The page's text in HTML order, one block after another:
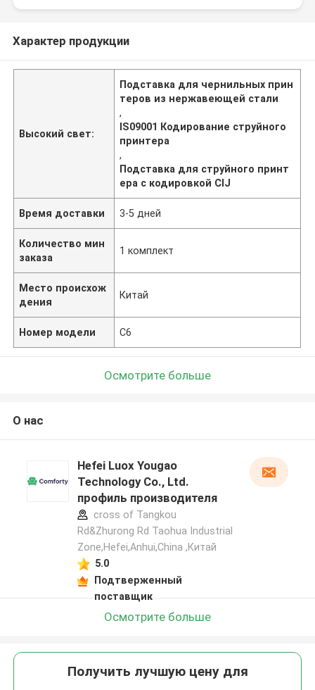
Характер продукции
Высокий свет:
Подставка для чернильных прин
теров из нержавеющей стали
,
IS09001 Кодирование струйного
принтера
,
Подставка для струйного принт
ера с кодировкой CIJ
Время доставки 3-5 дней
Количество мин
заказа
1 комплект
Место происхож
дения
Китай
Номер модели C6
Осмотрите больше
О нас
Hefei Luox Yougao
Technology Co., Ltd.
профиль производителя
cross of Tangkou
Rd&Zhurong Rd Taohua Industrial
Zone,Hefei,Anhui,China ,Китай
5.0
Подтверженный
поставщик
Осмотрите больше
Получить лучшую цену для